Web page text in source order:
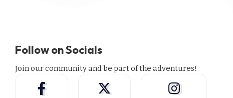
Follow on Socials
Join our community and be part of the adventures!